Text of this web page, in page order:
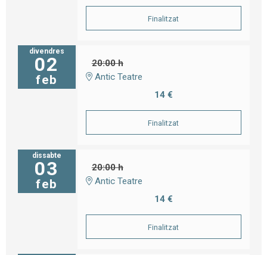
Finalitzat
divendres
02
feb
20:00 h
Antic Teatre
14 €
Finalitzat
dissabte
03
feb
20:00 h
Antic Teatre
14 €
Finalitzat